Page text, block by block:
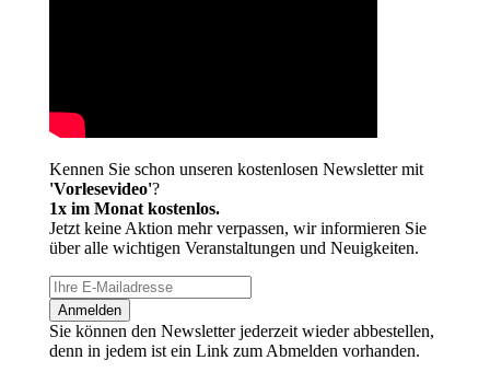
Kennen Sie schon unseren kostenlosen Newsletter mit
'Vorlesevideo'?
1x im Monat kostenlos.
Jetzt keine Aktion mehr verpassen, wir informieren Sie
über alle wichtigen Veranstaltungen und Neuigkeiten.
Anmelden
Sie können den Newsletter jederzeit wieder abbestellen,
denn in jedem ist ein Link zum Abmelden vorhanden.